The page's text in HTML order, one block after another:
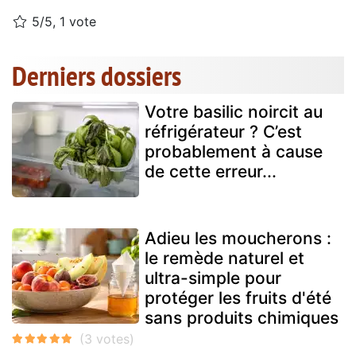
5/5, 1 vote
Derniers dossiers
Votre basilic noircit au
réfrigérateur ? C’est
probablement à cause
de cette erreur...
Adieu les moucherons :
le remède naturel et
ultra-simple pour
protéger les fruits d'été
sans produits chimiques